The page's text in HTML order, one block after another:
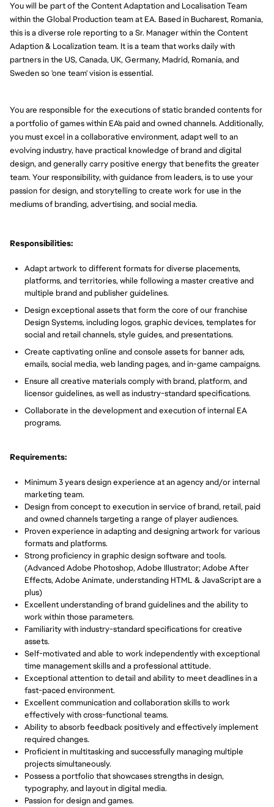
You will be part of the Content Adaptation and Localisation Team
within the Global Production team at EA. Based in Bucharest, Romania,
this is a diverse role reporting to a Sr. Manager within the Content
Adaption & Localization team. It is a team that works daily with
partners in the US, Canada, UK, Germany, Madrid, Romania, and
Sweden so 'one team' vision is essential.
You are responsible for the executions of static branded contents for
a portfolio of games within EA's paid and owned channels. Additionally,
you must excel in a collaborative environment, adapt well to an
evolving industry, have practical knowledge of brand and digital
design, and generally carry positive energy that benefits the greater
team. Your responsibility, with guidance from leaders, is to use your
passion for design, and storytelling to create work for use in the
mediums of branding, advertising, and social media.
Responsibilities:
Adapt artwork to different formats for diverse placements,
platforms, and territories, while following a master creative and
multiple brand and publisher guidelines.
Design exceptional assets that form the core of our franchise
Design Systems, including logos, graphic devices, templates for
social and retail channels, style guides, and presentations.
Create captivating online and console assets for banner ads,
emails, social media, web landing pages, and in-game campaigns.
Ensure all creative materials comply with brand, platform, and
licensor guidelines, as well as industry-standard specifications.
Collaborate in the development and execution of internal EA
programs.
Requirements:
Minimum 3 years design experience at an agency and/or internal
marketing team.
Design from concept to execution in service of brand, retail, paid
and owned channels targeting a range of player audiences.
Proven experience in adapting and designing artwork for various
formats and platforms.
Strong proficiency in graphic design software and tools.
(Advanced Adobe Photoshop, Adobe Illustrator; Adobe After
Effects, Adobe Animate, understanding HTML & JavaScript are a
plus)
Excellent understanding of brand guidelines and the ability to
work within those parameters.
Familiarity with industry-standard specifications for creative
assets.
Self-motivated and able to work independently with exceptional
time management skills and a professional attitude.
Exceptional attention to detail and ability to meet deadlines in a
fast-paced environment.
Excellent communication and collaboration skills to work
effectively with cross-functional teams.
Ability to absorb feedback positively and effectively implement
required changes.
Proficient in multitasking and successfully managing multiple
projects simultaneously.
Possess a portfolio that showcases strengths in design,
typography, and layout in digital media.
Passion for design and games.